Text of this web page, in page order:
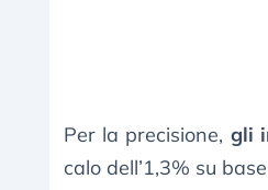
Per la precisione, gli
calo dell’1,3% su